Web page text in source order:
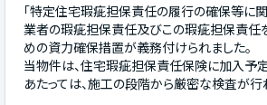
「特定住宅瑕疵担保責任の履行の確保等に関
業者の瑕疵担保責任及びこの瑕疵担保責任
めの資力確保措置が義務付けられました。
当物件は、住宅瑕疵担保責任保険に加入予
あたっては、施工の段階から厳密な検査が行